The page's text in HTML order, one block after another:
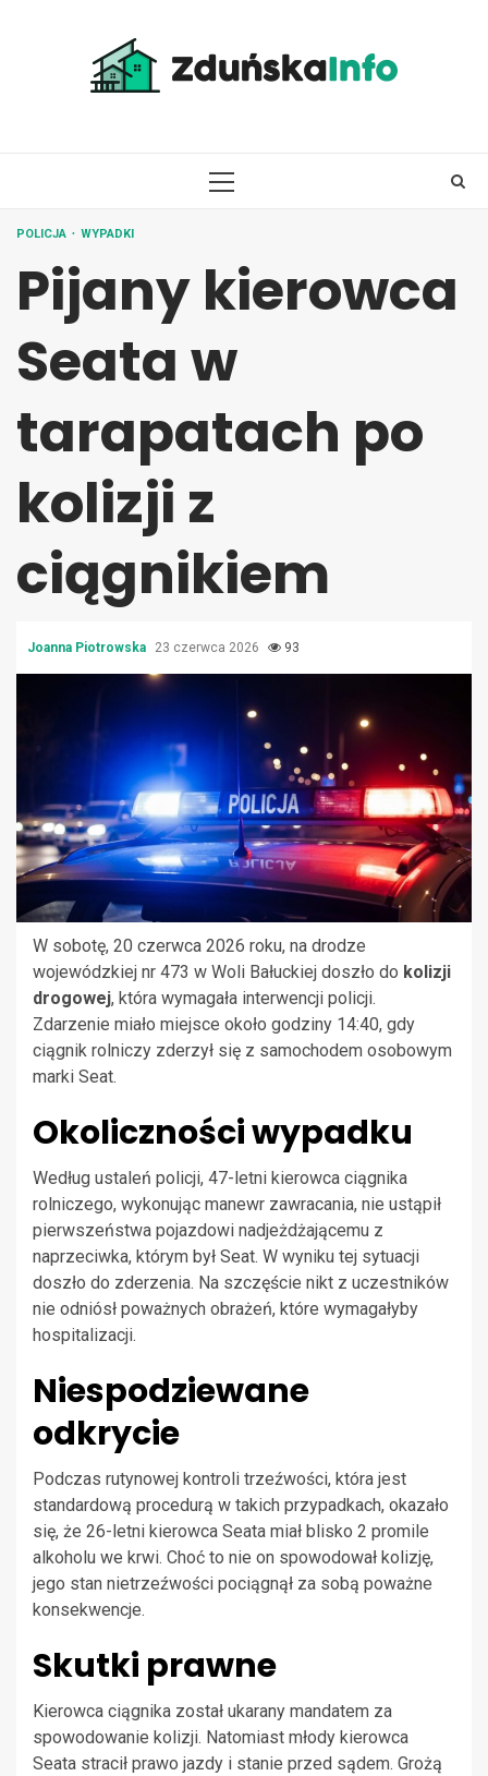
PRIMARY
POLICJA WYPADKI
Pijany kierowca
Seata w
tarapatach po
kolizji z
ciągnikiem
Joanna Piotrowska 23 czerwca 2026 93
W sobotę, 20 czerwca 2026 roku, na drodze
wojewódzkiej nr 473 w Woli Bałuckiej doszło do kolizji
drogowej, która wymagała interwencji policji.
Zdarzenie miało miejsce około godziny 14:40, gdy
ciągnik rolniczy zderzył się z samochodem osobowym
marki Seat.
Okoliczności wypadku
Według ustaleń policji, 47-letni kierowca ciągnika
rolniczego, wykonując manewr zawracania, nie ustąpił
pierwszeństwa pojazdowi nadjeżdżającemu z
naprzeciwka, którym był Seat. W wyniku tej sytuacji
doszło do zderzenia. Na szczęście nikt z uczestników
nie odniósł poważnych obrażeń, które wymagałyby
hospitalizacji.
Niespodziewane
odkrycie
Podczas rutynowej kontroli trzeźwości, która jest
standardową procedurą w takich przypadkach, okazało
się, że 26-letni kierowca Seata miał blisko 2 promile
alkoholu we krwi. Choć to nie on spowodował kolizję,
jego stan nietrzeźwości pociągnął za sobą poważne
konsekwencje.
Skutki prawne
Kierowca ciągnika został ukarany mandatem za
spowodowanie kolizji. Natomiast młody kierowca
Seata stracił prawo jazdy i stanie przed sądem. Grożą